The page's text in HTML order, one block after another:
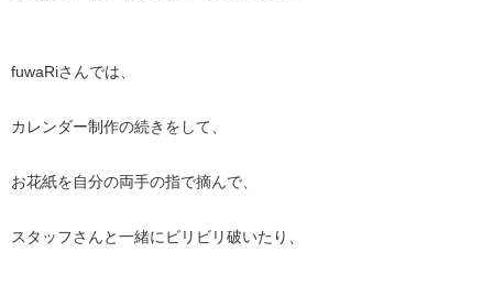
fuwaRiさんでは、
カレンダー制作の続きをして、
お花紙を自分の両手の指で摘んで、
スタッフさんと一緒にビリビリ破いたり、